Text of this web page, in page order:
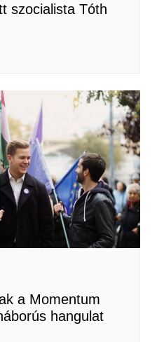
szocialista Tóth
a Momentum
hangulat